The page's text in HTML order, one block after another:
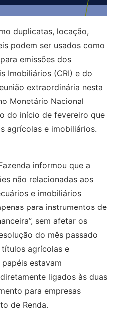
duplicatas, locação,
podem ser usados como
emissões dos
Imobiliários (CRI) e do
extraordinária nesta
Monetário Nacional
do início de fevereiro que
agrícolas e imobiliários.
informou que a
não relacionadas aos
e imobiliários
para instrumentos de
sem afetar os
do mês passado
títulos agrícolas e
estavam
ligados às duas
para empresas
de Renda.